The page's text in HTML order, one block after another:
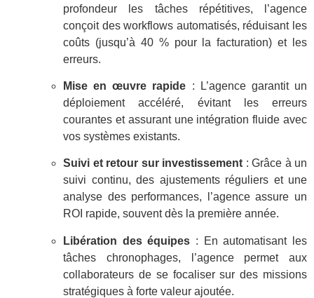
profondeur les tâches répétitives, l’agence
conçoit des workflows automatisés, réduisant les
coûts (jusqu’à 40 % pour la facturation) et les
erreurs.
Mise en œuvre rapide : L’agence garantit un
déploiement accéléré, évitant les erreurs
courantes et assurant une intégration fluide avec
vos systèmes existants.
Suivi et retour sur investissement : Grâce à un
suivi continu, des ajustements réguliers et une
analyse des performances, l’agence assure un
ROI rapide, souvent dès la première année.
Libération des équipes : En automatisant les
tâches chronophages, l’agence permet aux
collaborateurs de se focaliser sur des missions
stratégiques à forte valeur ajoutée.